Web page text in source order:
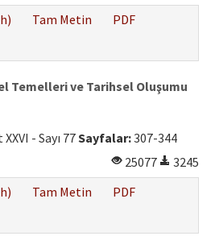
Tam Metin
PDF
Temelleri ve Tarihsel Oluşumu
- Sayı 77Sayfalar:307-344
25077
3245
Tam Metin
PDF